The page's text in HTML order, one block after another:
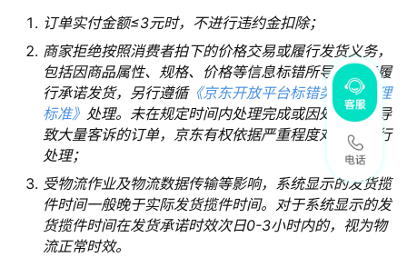
订单实付金额≤3元时，不进行违约金扣除；
商家拒绝按照消费者拍下的价格交易或履行发货义务，
包括因商品属性、规格、价格等信息标错所导致未能履
行承诺发货，另行遵循《京东开放平台标错类事件处理
标准》 处理。未在规定时间内处理完成或因处理不当导
致大量客诉的订单，京东有权依据严重程度对商家进行
处理；
受物流作业及物流数据传输等影响，系统显示的发货揽
件时间一般晚于实际发货揽件时间。对于系统显示的发
货揽件时间在发货承诺时效次日0-3小时内的，视为物
流正常时效。